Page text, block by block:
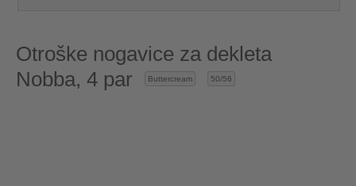
Otroške nogavice za dekleta
Nobba, 4 par
Buttercream 50/56